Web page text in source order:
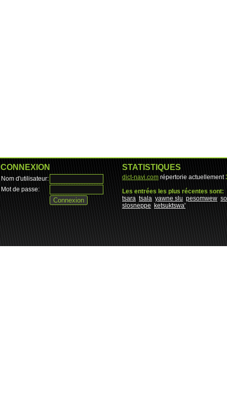
CONNEXION
Nom d'utilisateur:
Mot de passe:
STATISTIQUES
dict-navi.com répertorie actuellement
Les entrées les plus récentes sont:
tsara tsala yawne slu pesomwew
slosneppe
ketsuktswa'